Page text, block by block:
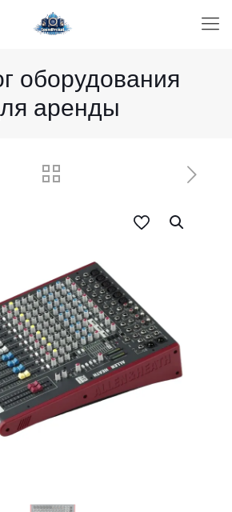
оборудования
аренды